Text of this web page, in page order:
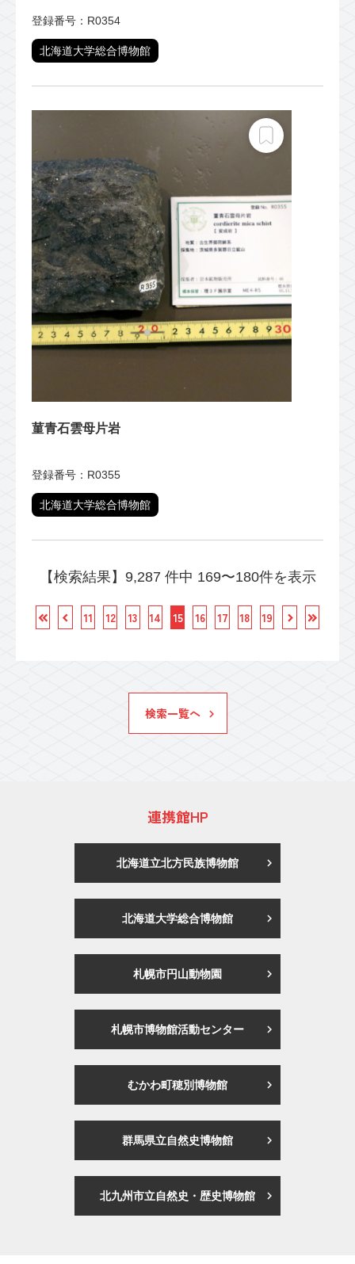
登録番号：R0354
北海道大学総合博物館
菫青石雲母片岩
登録番号：R0355
北海道大学総合博物館
【検索結果】9,287 件中 169〜180件を表示
11 12 13 14 15 16 17 18 19
検索一覧へ
連携館HP
北海道立北方民族博物館
北海道大学総合博物館
札幌市円山動物園
札幌市博物館活動センター
むかわ町穂別博物館
群馬県立自然史博物館
北九州市立自然史・歴史博物館